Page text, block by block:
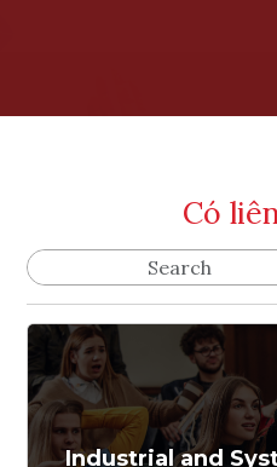
Có
Industrial and